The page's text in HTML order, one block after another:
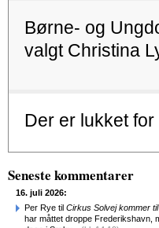
Børne- og
valgt Christina
Der er lukket
Seneste kommentarer
16. juli 2026:
Per Rye til Cirkus Solvej kommer
har måttet droppe Frederikshavn,